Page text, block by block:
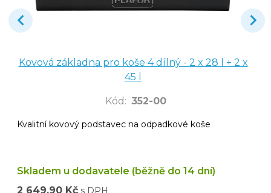
Kovová základna pro koše 4 dílný - 2 x 28 l + 2 x
45 l
Kód : 352-00
Kvalitní kovový podstavec na odpadkové koše
Skladem u dodavatele (běžně do 14 dní)
2 649,90 Kč